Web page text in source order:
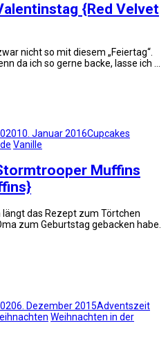
{Red Velvet
nicht so mit diesem „Feiertag“.
da ich so gerne backe, lasse ich …
10. Januar 2016Cupcakes
Vanille
Muffins
das Rezept zum Törtchen
zum Geburtstag gebacken habe.
6. Dezember 2015Adventszeit
Weihnachten in der